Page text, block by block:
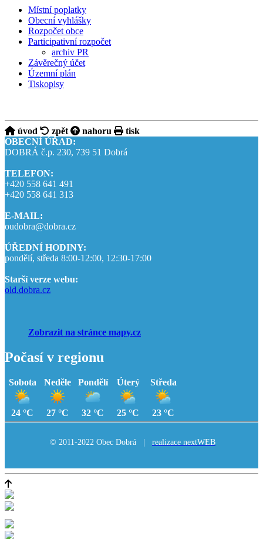
Místní poplatky
Obecní vyhlášky
Rozpočet obce
Participativní rozpočet
archiv PR
Závěrečný účet
Územní plán
Tiskopisy
úvod zpět nahoru
tisk
OBECNÍ ÚŘAD:
DOBRÁ č.p. 230, 739 51 Dobrá
TELEFON:
+420 558 641 491
+420 558 641 313
E-MAIL:
oudobra@dobra.cz
ÚŘEDNÍ HODINY:
pondělí, středa 8:00-12:00, 12:30-17:00
Starší verze webu:
old.dobra.cz
Zobrazit na stránce mapy.cz
Počasí v regionu
Sobota
24 °C
Neděle
27 °C
Pondělí
32 °C
Úterý
25 °C
Středa
23 °C
© 2011-2022 Obec Dobrá | realizace nextWEB